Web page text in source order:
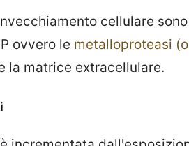
cellulare
ovvero le metalloproteasi
la matrice extracellulare.